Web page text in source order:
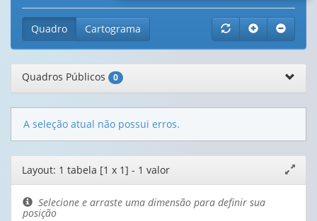
Quadro Cartograma
Quadros Públicos 0
A seleção atual não possui erros.
Editor
de
layout
janela
Layout: 1 tabela [1 x 1] - 1 valor
Selecione e arraste uma dimensão para definir sua
posição